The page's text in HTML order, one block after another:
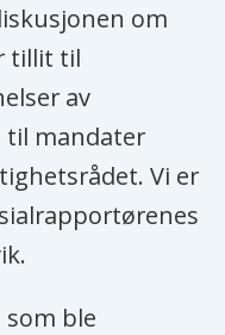
om
tillit til
av
mandater
Vi er
ble